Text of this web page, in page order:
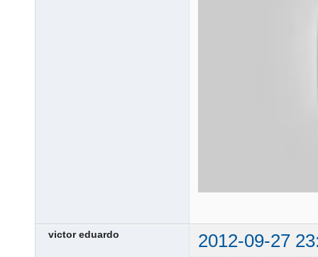
victor eduardo 2012-09-27